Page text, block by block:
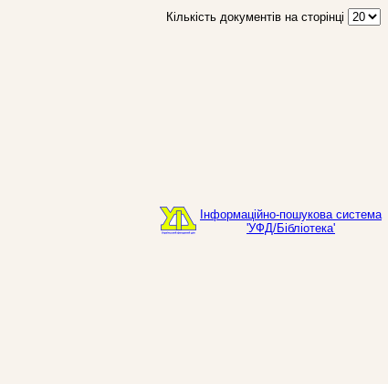
Кількість документів на сторінці
Інформаційно-пошукова система
'УФД/Бібліотека'